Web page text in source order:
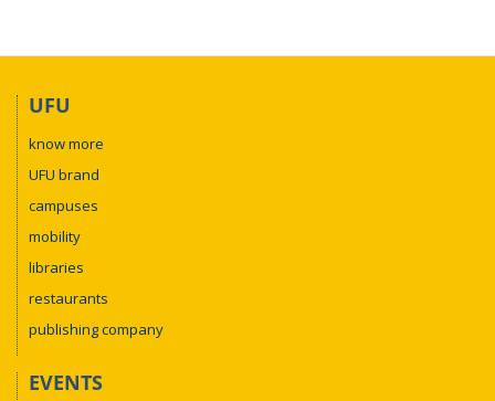
UFU
know more
UFU brand
campuses
mobility
libraries
restaurants
publishing company
EVENTS